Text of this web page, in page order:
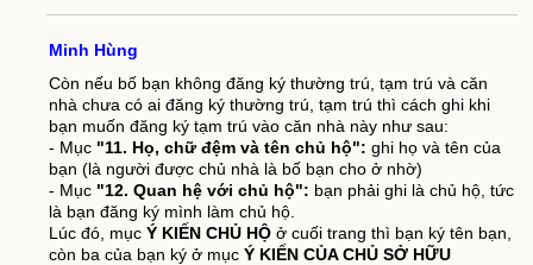
Minh Hùng
Còn nếu bố bạn không đăng ký thường trú, tạm trú và căn
nhà chưa có ai đăng ký thường trú, tạm trú thì cách ghi khi
bạn muốn đăng ký tạm trú vào căn nhà này như sau:
- Mục "11. Họ, chữ đệm và tên chủ hộ": ghi họ và tên của
bạn (là người được chủ nhà là bố bạn cho ở nhờ)
- Mục "12. Quan hệ với chủ hộ": bạn phải ghi là chủ hộ, tức
là bạn đăng ký mình làm chủ hộ.
Lúc đó, mụcÝ KIẾN CHỦ HỘ ở cuối trang thì bạn ký tên bạn,
còn ba của bạn ký ở mụcÝ KIẾN CỦA CHỦ SỞ HỮU